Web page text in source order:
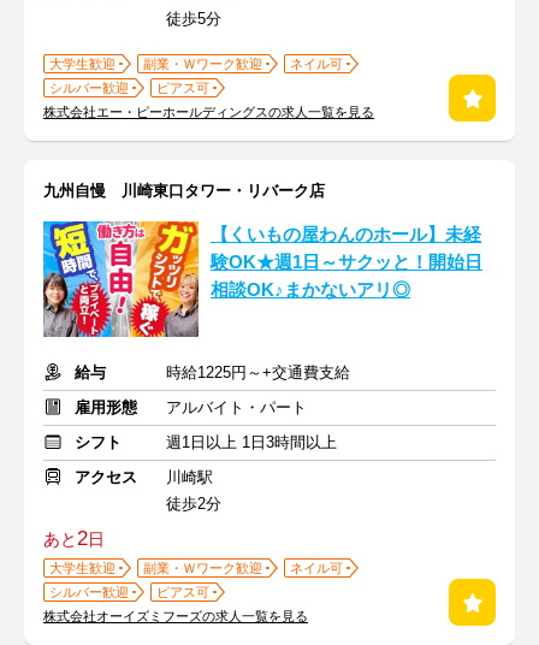
徒歩5分
大学生歓迎 副業・Ｗワーク歓迎
ネイル可
シルバー歓迎
ピアス可
株式会社エー・ピーホールディングスの求人一覧を見る
九州自慢 川崎東口タワー・リバーク店
【くいもの屋わんのホール】未経
験OK★週1日～サクッと！開始日
相談OK♪まかないアリ◎
給与
時給1225円～+交通費支給
雇用形態
アルバイト・パート
シフト
週1日以上 1日3時間以上
アクセス
川崎駅
徒歩2分
あと2日
大学生歓迎 副業・Ｗワーク歓迎
ネイル可
シルバー歓迎
ピアス可
株式会社オーイズミフーズの求人一覧を見る